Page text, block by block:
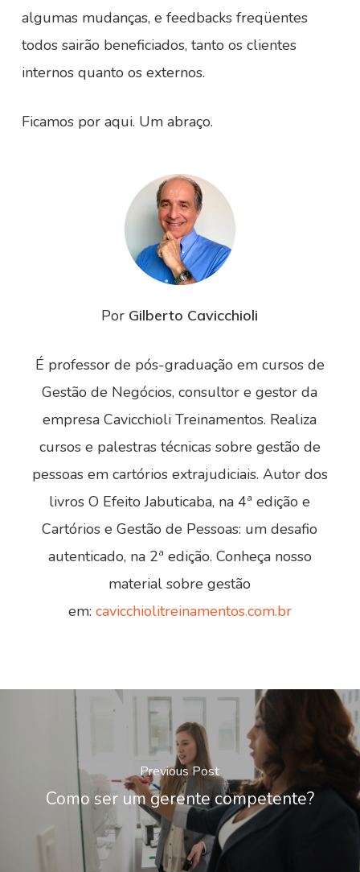
algumas mudanças, e feedbacks freqüentes
todos sairão beneficiados, tanto os clientes
internos quanto os externos.
Ficamos por aqui. Um abraço.
Por Gilberto Cavicchioli
É professor de pós-graduação em cursos de
Gestão de Negócios, consultor e gestor da
empresa Cavicchioli Treinamentos. Realiza
cursos e palestras técnicas sobre gestão de
pessoas em cartórios extrajudiciais. Autor dos
livros O Efeito Jabuticaba, na 4ª edição e
Cartórios e Gestão de Pessoas: um desafio
autenticado, na 2ª edição. Conheça nosso
material sobre gestão
em: cavicchiolitreinamentos.com.br
Previous Post
Como ser um gerente competente?